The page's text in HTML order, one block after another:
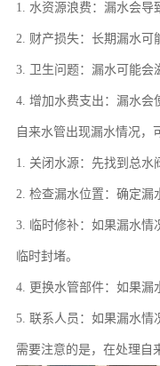
1. 水资源浪费：漏水会导
2. 财产损失：长期漏水可
3. 卫生问题：漏水可能会
4. 增加水费支出：漏水会
自来水管出现漏水情况，
1. 关闭水源：先找到总水
2. 检查漏水位置：确定漏
3. 临时修补：如果漏水情
临时封堵。
4. 更换水管部件：如果漏
5. 联系人员：如果漏水情
需要注意的是，在处理自